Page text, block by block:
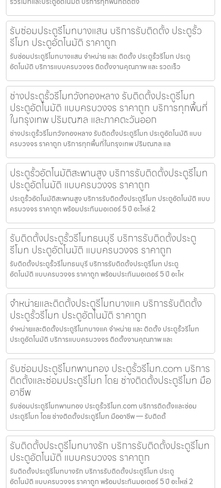
รับซ่อมประตูรีโมทบางแสน บริการรับติดตั้ง ประตูรั้ว
รีโมท ประตูอัตโนมัติ ราคาถูก
รับซ่อมประตูรีโมทบางแสน จำหน่าย และ ติดตั้ง ประตูรั้วรีโมท ประตู
อัตโนมัติ บริการแบบครบวงจร ติดตั้งงานคุณภาพ และ รวดเร็ว
ช่างประตูรั้วรีโมทวังทองหลาง รับติดตั้งประตูรีโมท
ประตูอัตโนมัติ แบบครบวงจร ราคาถูก บริการทุกพื้นที่
ในกรุงเทพ ปริมณฑล และภาคตะวันออก
ช่างประตูรั้วรีโมทวังทองหลาง รับติดตั้งประตูรีโมท ประตูอัตโนมัติ แบบ
ครบวงจร ราคาถูก บริการทุกพื้นที่ในกรุงเทพ ปริมณฑล แล
ประตูรั้วอัตโนมัติสะพานสูง บริการรับติดตั้งประตูรีโมท
ประตูอัตโนมัติ แบบครบวงจร ราคาถูก
ประตูรั้วอัตโนมัติสะพานสูง บริการรับติดตั้งประตูรีโมท ประตูอัตโนมัติ แบบ
ครบวงจร ราคาถูก พร้อมประกันมอเตอร์ 5 ปี อะไหล่ 2
รับติดตั้งประตูรั้วรีโมทธนบุรี บริการรับติดตั้งประตู
รีโมท ประตูอัตโนมัติ แบบครบวงจร ราคาถูก
รับติดตั้งประตูรั้วรีโมทธนบุรี บริการรับติดตั้งประตูรีโมท ประตู
อัตโนมัติ แบบครบวงจร ราคาถูก พร้อมประกันมอเตอร์ 5 ปี อะไห
จำหน่ายและติดตั้งประตูรีโมทบางแค บริการรับติดตั้ง
ประตูรั้วรีโมท ประตูอัตโนมัติ ราคาถูก
จำหน่ายและติดตั้งประตูรีโมทบางแค จำหน่าย และ ติดตั้ง ประตูรั้วรีโมท
ประตูอัตโนมัติ บริการแบบครบวงจร ติดตั้งงานคุณภาพ และ
รับซ่อมประตูรีโมทพานทอง ประตูรั้วรีโมท.com บริการ
ติดตั้งและซ่อมประตูรีโมท โดย ช่างติดตั้งประตูรีโมท มือ
อาชีพ
รับซ่อมประตูรีโมทพานทอง ประตูรั้วรีโมท.com บริการติดตั้งและซ่อม
ประตูรีโมท โดย ช่างติดตั้งประตูรีโมท มืออาชีพ — รับติดตั้
รับติดตั้งประตูรีโมทบางรัก บริการรับติดตั้งประตูรีโมท
ประตูอัตโนมัติ แบบครบวงจร ราคาถูก
รับติดตั้งประตูรีโมทบางรัก บริการรับติดตั้งประตูรีโมท ประตู
อัตโนมัติ แบบครบวงจร ราคาถูก พร้อมประกันมอเตอร์ 5 ปี อะไหล่ 2